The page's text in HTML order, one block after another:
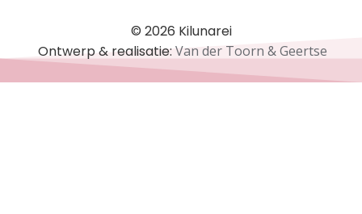
© 2026 Kilunarei
Ontwerp & realisatie:Van der Toorn & Geertse